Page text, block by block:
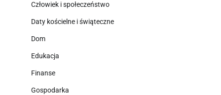
Człowiek i społeczeństwo
Daty kościelne i świąteczne
Dom
Edukacja
Finanse
Gospodarka